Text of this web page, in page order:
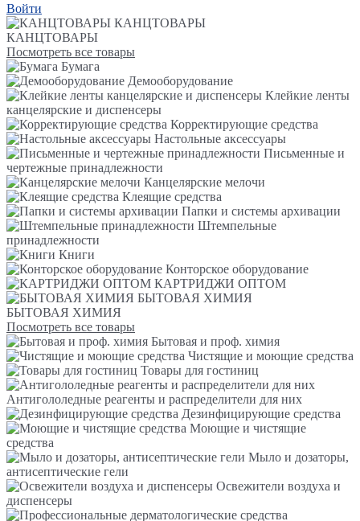
Войти
КАНЦТОВАРЫ
КАНЦТОВАРЫ
Посмотреть все товары
Бумага
Демооборудование
Клейкие ленты
канцелярские и диспенсеры
Корректирующие средства
Настольные аксессуары
Письменные и
чертежные принадлежности
Канцелярские мелочи
Клеящие средства
Папки и системы архивации
Штемпельные
принадлежности
Книги
Конторское оборудование
КАРТРИДЖИ ОПТОМ
БЫТОВАЯ ХИМИЯ
БЫТОВАЯ ХИМИЯ
Посмотреть все товары
Бытовая и проф. химия
Чистящие и моющие средства
Товары для гостиниц
Антигололедные реагенты и распределители для них
Дезинфицирующие средства
Моющие и чистящие
средства
Мыло и дозаторы,
антисептические гели
Освежители воздуха и
диспенсеры